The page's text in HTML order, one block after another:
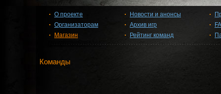
О проекте
Организаторам
Магазин
Новости и анонсы
Архив игр
Рейтинг команд
Команды